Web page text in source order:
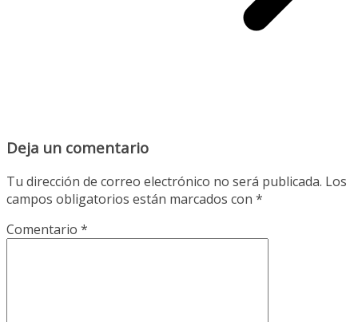
Deja un comentario
Tu dirección de correo electrónico no será publicada. Los
campos obligatorios están marcados con *
Comentario *